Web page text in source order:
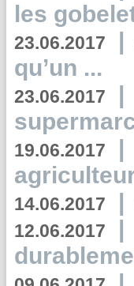
les
23.06.2017 |
qu’un ...
23.06.2017 |
19.06.2017 |
14.06.2017 |
12.06.2017 |